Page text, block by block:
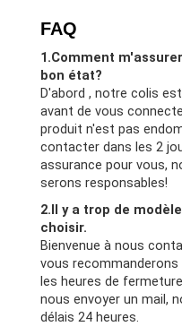
FAQ
1.Comment
bon état?
D'abord , notre colis
avant de vous
produit n'est pas
contacter dans les 2
assurance pour vous,
serons responsables!
2.Il y a trop de
choisir.
Bienvenue à nous
vous
les heures de
nous envoyer un mail,
délais 24 heures.